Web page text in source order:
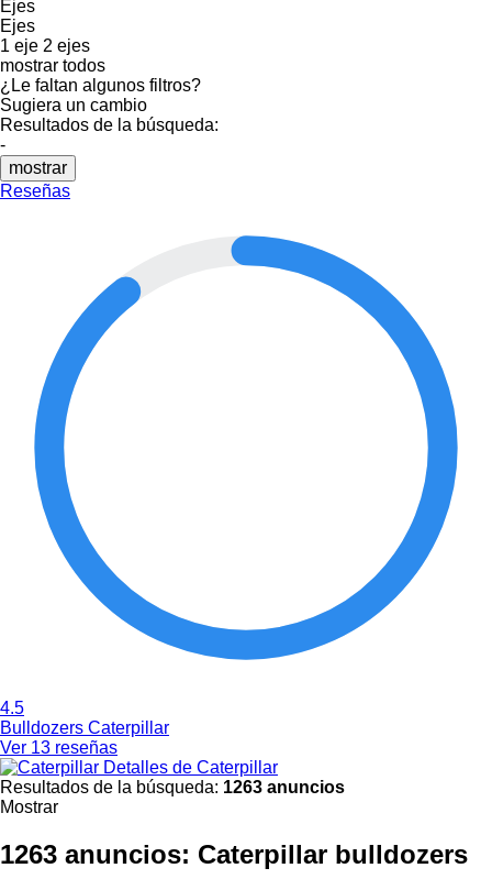
Ejes
Ejes
1 eje 2 ejes
mostrar todos
¿Le faltan algunos filtros?
Sugiera un cambio
Resultados de la búsqueda:
-
mostrar
Reseñas
4.5
Bulldozers Caterpillar
Ver 13 reseñas
Detalles de Caterpillar
Resultados de la búsqueda: 1263 anuncios
Mostrar
1263 anuncios: Caterpillar bulldozers